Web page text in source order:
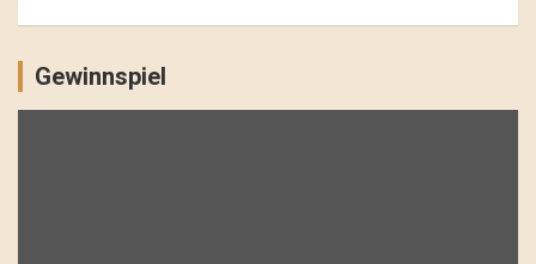
Gewinnspiel